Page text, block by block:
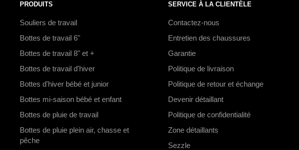
PRODUITS
Souliers de travail
Bottes de travail 6"
Bottes de travail 8" et +
Bottes de travail d'hiver
Bottes d'hiver bébé et junior
Bottes mi-saison bébé et enfant
Bottes de pluie de travail
Bottes de pluie plein air, chasse et
pêche
SERVICE À LA CLIENTÈLE
Contactez-nous
Entretien des chaussures
Garantie
Politique de livraison
Politique de retour et échange
Devenir détaillant
Politique de confidentialité
Zone détaillants
Sezzle